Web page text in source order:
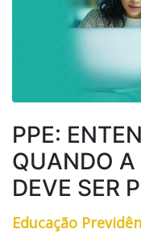
PPE:
QUANDO
DEVE SER
Educação